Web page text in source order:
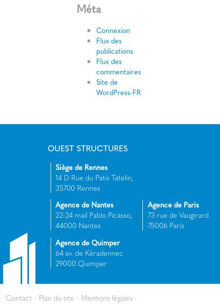
Méta
Connexion
Flux des
publications
Flux des
commentaires
Site de
WordPress-FR
OUEST STRUCTURES
Siège de Rennes
14 D Rue du Patis Tatelin,
35700 Rennes
Agence de Nantes
22-24 mail Pablo Picasso,
44000 Nantes
Agence de Paris
73 rue de Vaugirard
75006 Paris
Agence de Quimper
64 av. de Kéradennec
29000 Quimper
Contact Plan du site Mentions légales